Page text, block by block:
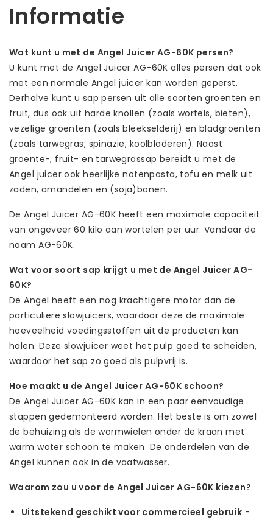
Informatie
Wat kunt u met de Angel Juicer AG-60K persen?
U kunt met de Angel Juicer AG-60K alles persen dat ook
met een normale Angel juicer kan worden geperst.
Derhalve kunt u sap persen uit alle soorten groenten en
fruit, dus ook uit harde knollen (zoals wortels, bieten),
vezelige groenten (zoals bleekselderij) en bladgroenten
(zoals tarwegras, spinazie, koolbladeren). Naast
groente-, fruit- en tarwegrassap bereidt u met de
Angel juicer ook heerlijke notenpasta, tofu en melk uit
zaden, amandelen en (soja)bonen.
De Angel Juicer AG-60K heeft een maximale capaciteit
van ongeveer 60 kilo aan wortelen per uur. Vandaar de
naam AG-60K.
Wat voor soort sap krijgt u met de Angel Juicer AG-
60K?
De Angel heeft een nog krachtigere motor dan de
particuliere slowjuicers, waardoor deze de maximale
hoeveelheid voedingsstoffen uit de producten kan
halen. Deze slowjuicer weet het pulp goed te scheiden,
waardoor het sap zo goed als pulpvrij is.
Hoe maakt u de Angel Juicer AG-60K schoon?
De Angel Juicer AG-60K kan in een paar eenvoudige
stappen gedemonteerd worden. Het beste is om zowel
de behuizing als de wormwielen onder de kraan met
warm water schoon te maken. De onderdelen van de
Angel kunnen ook in de vaatwasser.
Waarom zou u voor de Angel Juicer AG-60K kiezen?
Uitstekend geschikt voor commercieel gebruik -